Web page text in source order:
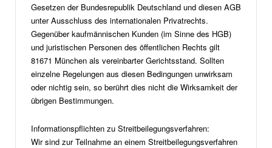
Gesetzen der Bundesrepublik Deutschland und diesen AGB
unter Ausschluss des internationalen Privatrechts.
Gegenüber kaufmännischen Kunden (im Sinne des HGB)
und juristischen Personen des öffentlichen Rechts gilt
81671 München als vereinbarter Gerichtsstand. Sollten
einzelne Regelungen aus diesen Bedingungen unwirksam
oder nichtig sein, so berührt dies nicht die Wirksamkeit der
übrigen Bestimmungen.
Informationspflichten zu Streitbeilegungsverfahren:
Wir sind zur Teilnahme an einem Streitbeilegungsverfahren